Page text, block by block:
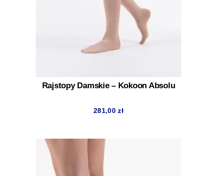
Rajstopy Damskie – Kokoon Absolu
281,00zł